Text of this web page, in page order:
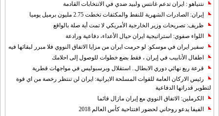
نتنياهو : ايران تدعم غانتس ولبيد ضدي في الانتخابات القادمة
إيران: الصادرات الشهریة للنفط والمكثفات تخطت 2.75 مليون برميل يوميا
ظريف: تصريحات وزير الخارجية الأمريكي لا تمت أية صلة بالواقع
اللواء صفوي: استراتيجية ايران حيال الأعداء، دفاعية ورادعة
سفير ايران في موسكو: لو حرمت ايران من مزايا الاتفاق النووي فلا مبرر لبقائها فيه
اطفال الأنابيب في إيران ، فقط بضع خطوات للوصول إلى احلامك
قرعة ربع نهائي دوري الابطال.. استقلال وبرسبوليس في مواجهات قطرية
رئيس الاركان العامة للقوات المسلحة الايرانية: ايران لن تنتظر رخصة من اي قوة
لتطوير قدراتها الدفاعية
الكرملين: الاتفاق النووي مع إيران مازال قائما
الفيفا يدعو روحاني لحضور افتتاحية كأس العالم 2018